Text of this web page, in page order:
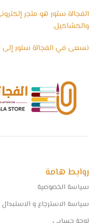
الفجالة ستور هو متجر
والكشاكيل.
نسعى في الفجالة ستور إلى
روابط هامة
سياسة الخصوصية
سياسة الاسترجاع و الاستبدال